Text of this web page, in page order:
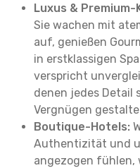
Luxus &
Sie wachen mit
auf, genießen
in erstklassigen
verspricht
denen jedes
Vergnügen
Boutique-Hotels:
Authentizität und
angezogen fühlen,